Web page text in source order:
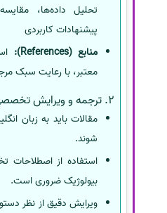
تحلیل داده‌ها،
پیشنهادات کاربردی
منابع (References):
معتبر، با رعایت سبک
2. ترجمه و ویرایش تخصصی
مقالات باید به زبان
شوند.
استفاده از
بیولوژیک ضروری است.
ویرایش دقیق از نظر